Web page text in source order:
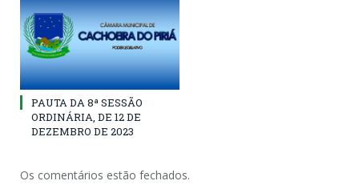
PAUTA DA 8ª SESSÃO
ORDINÁRIA, DE 12 DE
DEZEMBRO DE 2023
Os comentários estão fechados.